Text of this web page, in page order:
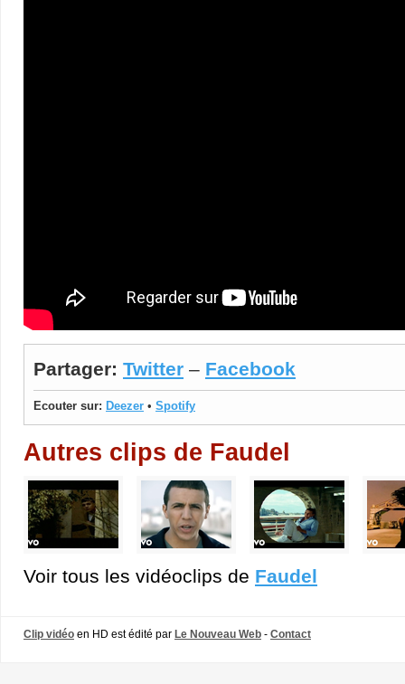
Partager: Twitter – Facebook
Ecouter sur: Deezer • Spotify
Autres clips de Faudel
Voir tous les vidéoclips de Faudel
Clip vidéo en HD est édité par Le Nouveau Web - Contact